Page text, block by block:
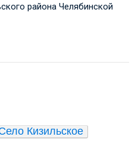
района Челябинской
Кизильское